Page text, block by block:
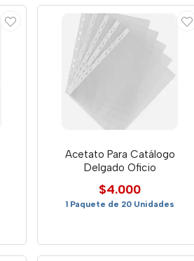
Acetato Para Catálogo
Delgado Oficio
$4.000
1 Paquete de 20 Unidades